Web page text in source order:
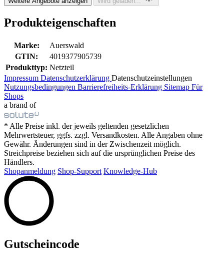
Produkteigenschaften
Marke:
Auerswald
GTIN:
4019377905739
Produkttyp: Netzteil
Impressum Datenschutzerklärung Datenschutzeinstellungen
Nutzungsbedingungen Barrierefreiheits-Erklärung Sitemap Für
Shops
a brand of
* Alle Preise inkl. der jeweils geltenden gesetzlichen
Mehrwertsteuer, ggfs. zzgl. Versandkosten. Alle Angaben ohne
Gewähr. Änderungen sind in der Zwischenzeit möglich.
Streichpreise beziehen sich auf die ursprünglichen Preise des
Händlers.
Shopanmeldung Shop-Support Knowledge-Hub
Gutscheincode